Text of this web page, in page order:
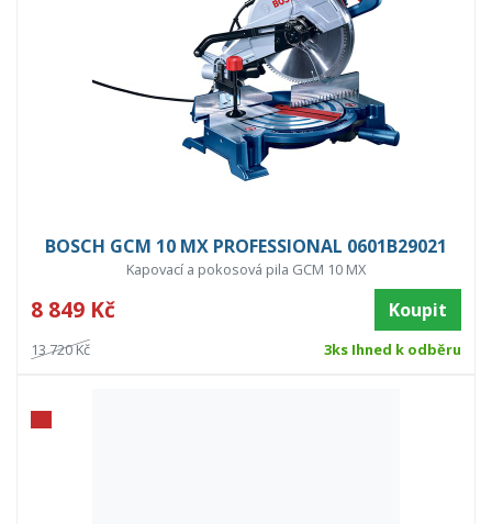
BOSCH GCM 10 MX PROFESSIONAL 0601B29021
Kapovací a pokosová pila GCM 10 MX
8 849 Kč Koupit
13 720 Kč 3ks Ihned k odběru